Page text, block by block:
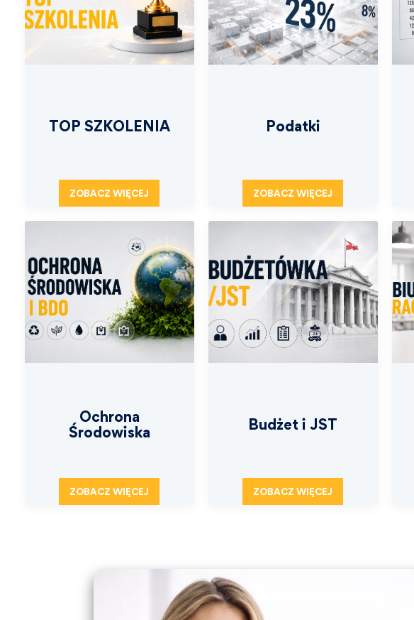
TOP SZKOLENIA
ZOBACZ WIĘCEJ
Podatki
ZOBACZ WIĘCEJ
Ochrona
Środowiska
ZOBACZ WIĘCEJ
Budżet i JST
ZOBACZ WIĘCEJ